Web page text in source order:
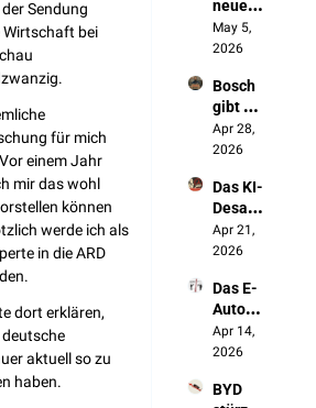
Sendung
Wirtschaft bei
für mich
einem Jahr
mir das wohl
können
werde ich als
in die ARD
dort erklären,
aktuell so zu
haben.
Autos
werde
n wir
NICHT
ben"
neue
Made
in
ny
entste
ht in
China
May 5,
2026
Bosch
gibt
Deutsc
hland
(und
keiner
redet
darübe
Apr 28,
2026
Das KI-
Desast
er der
Autoin
Apr 21,
2026
Das E-
Auto
zerstör
t Made
Germa
Apr 14,
2026
BYD